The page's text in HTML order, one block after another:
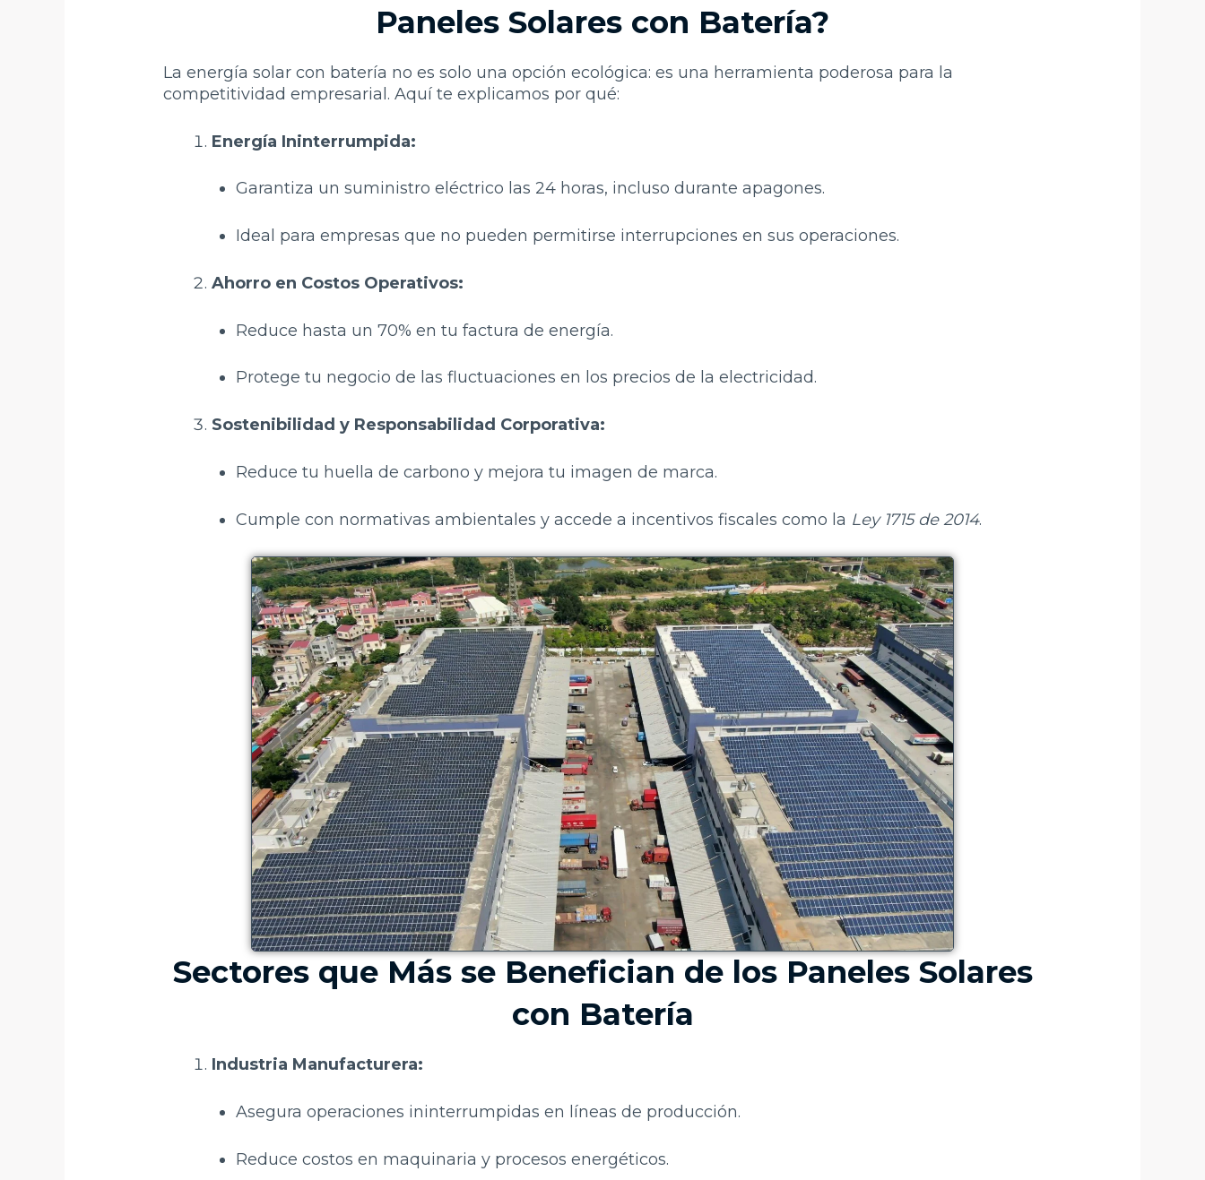
Paneles Solares con Batería?
La energía solar con batería no es solo una opción ecológica: es una herramienta poderosa para la
competitividad empresarial. Aquí te explicamos por qué:
Energía Ininterrumpida:
Garantiza un suministro eléctrico las 24 horas, incluso durante apagones.
Ideal para empresas que no pueden permitirse interrupciones en sus operaciones.
Ahorro en Costos Operativos:
Reduce hasta un 70% en tu factura de energía.
Protege tu negocio de las fluctuaciones en los precios de la electricidad.
Sostenibilidad y Responsabilidad Corporativa:
Reduce tu huella de carbono y mejora tu imagen de marca.
Cumple con normativas ambientales y accede a incentivos fiscales como la Ley 1715 de 2014.
Sectores que Más se Benefician de los Paneles Solares
con Batería
Industria Manufacturera:
Asegura operaciones ininterrumpidas en líneas de producción.
Reduce costos en maquinaria y procesos energéticos.